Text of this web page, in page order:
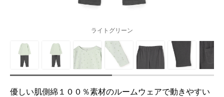
ライトグリーン
優しい肌側綿１００％素材のルームウェアで動きやすい